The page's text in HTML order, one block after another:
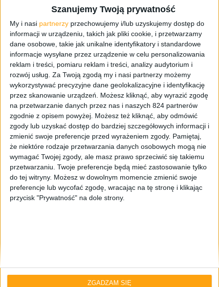
Szanujemy Twoją prywatność
My i nasi partnerzy przechowujemy i/lub uzyskujemy dostęp do
informacji w urządzeniu, takich jak pliki cookie, i przetwarzamy
dane osobowe, takie jak unikalne identyfikatory i standardowe
informacje wysyłane przez urządzenie w celu personalizowania
reklam i treści, pomiaru reklam i treści, analizy audytorium i
rozwój usług. Za Twoją zgodą my i nasi partnerzy możemy
wykorzystywać precyzyjne dane geolokalizacyjne i identyfikację
przez skanowanie urządzeń. Możesz kliknąć, aby wyrazić zgodę
na przetwarzanie danych przez nas i naszych 824 partnerów
zgodnie z opisem powyżej. Możesz też kliknąć, aby odmówić
zgody lub uzyskać dostęp do bardziej szczegółowych informacji i
zmienić swoje preferencje przed wyrażeniem zgody. Pamiętaj,
że niektóre rodzaje przetwarzania danych osobowych mogą nie
wymagać Twojej zgody, ale masz prawo sprzeciwić się takiemu
przetwarzaniu. Twoje preferencje będą mieć zastosowanie tylko
do tej witryny. Możesz w dowolnym momencie zmienić swoje
preferencje lub wycofać zgodę, wracając na tę stronę i klikając
przycisk "Prywatność" na dole strony.
ZGADZAM SIĘ
Smartfony
Nowe informacje odnośnie europejskiej
wersji Samsunga Galaxy A7